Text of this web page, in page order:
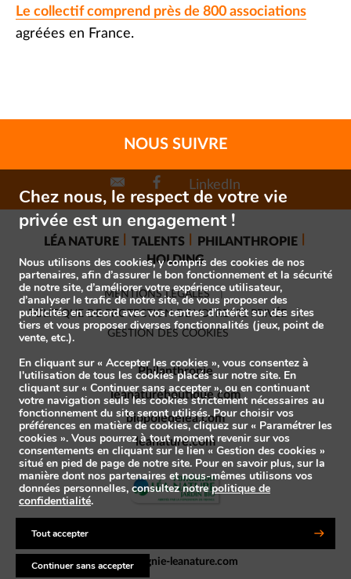
Le collectif comprend près de 800 associations
agréées en France.
NOUS SUIVRE
LinkedIn
LÉA NATURE TALENTS
PHILANTHROPIE
HOLDING
MENTIONS LÉGALES
POLITIQUE DE PROTECTION DE VOTRE VIE PRIVÉE
GESTION DES COOKIES
Philanthropie
leanatureboutique.com
biopoledelea.com
leanature.com
compagnie-leanature.com
Chez nous, le respect de votre vie
privée est un engagement !
Nous utilisons des cookies, y compris des cookies de nos
partenaires, afin d’assurer le bon fonctionnement et la sécurité
de notre site, d’améliorer votre expérience utilisateur,
d’analyser le trafic de notre site, de vous proposer des
publicités en accord avec vos centres d’intérêt sur des sites
tiers et vous proposer diverses fonctionnalités (jeux, point de
vente, etc.).
En cliquant sur « Accepter les cookies », vous consentez à
l'utilisation de tous les cookies placés sur notre site. En
cliquant sur « Continuer sans accepter », ou en continuant
votre navigation seuls les cookies strictement nécessaires au
fonctionnement du site seront utilisés. Pour choisir vos
préférences en matière de cookies, cliquez sur « Paramétrer les
cookies ». Vous pourrez à tout moment revenir sur vos
consentements en cliquant sur le lien « Gestion des cookies »
situé en pied de page de notre site. Pour en savoir plus, sur la
manière dont nos partenaires et nous-mêmes utilisons vos
données personnelles, consultez notrepolitique de
confidentialité.
Tout accepter
Continuer sans accepter